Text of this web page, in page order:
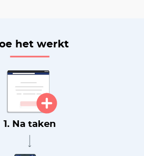
het werkt
1. Na taken